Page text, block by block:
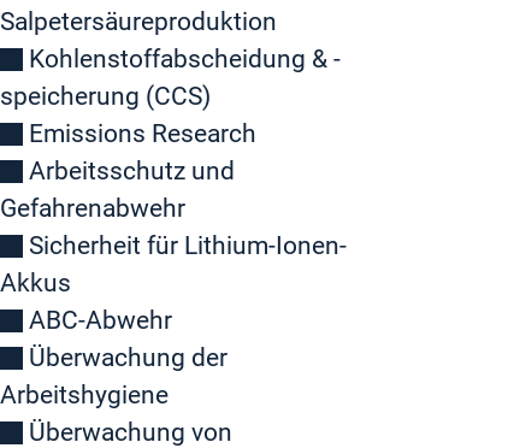
Salpetersäureproduktion
Kohlenstoffabscheidung & -
speicherung (CCS)
Emissions Research
Arbeitsschutz und
Gefahrenabwehr
Sicherheit für Lithium-Ionen-
Akkus
ABC-Abwehr
Überwachung der
Arbeitshygiene
Überwachung von